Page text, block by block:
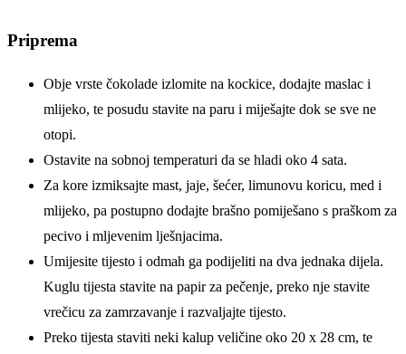
Priprema
Obje vrste čokolade izlomite na kockice, dodajte maslac i
mlijeko, te posudu stavite na paru i miješajte dok se sve ne
otopi.
Ostavite na sobnoj temperaturi da se hladi oko 4 sata.
Za kore izmiksajte mast, jaje, šećer, limunovu koricu, med i
mlijeko, pa postupno dodajte brašno pomiješano s praškom za
pecivo i mljevenim lješnjacima.
Umijesite tijesto i odmah ga podijeliti na dva jednaka dijela.
Kuglu tijesta stavite na papir za pečenje, preko nje stavite
vrečicu za zamrzavanje i razvaljajte tijesto.
Preko tijesta staviti neki kalup veličine oko 20 x 28 cm, te